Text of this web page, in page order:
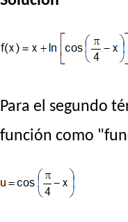
Para el segundo
función como